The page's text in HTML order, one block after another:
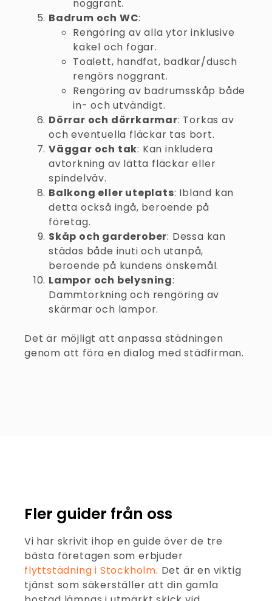
noggrant.
Badrum och WC:
Rengöring av alla ytor inklusive
kakel och fogar.
Toalett, handfat, badkar/dusch
rengörs noggrant.
Rengöring av badrumsskåp både
in- och utvändigt.
Dörrar och dörrkarmar: Torkas av
och eventuella fläckar tas bort.
Väggar och tak: Kan inkludera
avtorkning av lätta fläckar eller
spindelväv.
Balkong eller uteplats: Ibland kan
detta också ingå, beroende på
företag.
Skåp och garderober: Dessa kan
städas både inuti och utanpå,
beroende på kundens önskemål.
Lampor och belysning:
Dammtorkning och rengöring av
skärmar och lampor.
Det är möjligt att anpassa städningen
genom att föra en dialog med städfirman.
Fler guider från oss
Vi har skrivit ihop en guide över de tre
bästa företagen som erbjuder
flyttstädning i Stockholm. Det är en viktig
tjänst som säkerställer att din gamla